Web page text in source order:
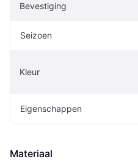
Bevestiging
Seizoen
Kleur
Eigenschappen
Materiaal